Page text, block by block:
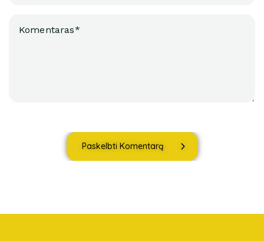
Paskelbti Komentarą